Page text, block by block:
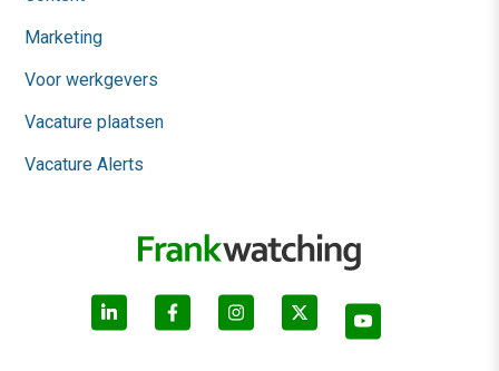
Marketing
Voor werkgevers
Vacature plaatsen
Vacature Alerts